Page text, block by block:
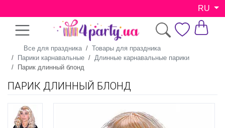
RU
Все для праздника
Товары для праздника
Парики карнавальные
Длинные карнавальные парики
Парик длинный блонд
ПАРИК ДЛИННЫЙ БЛОНД